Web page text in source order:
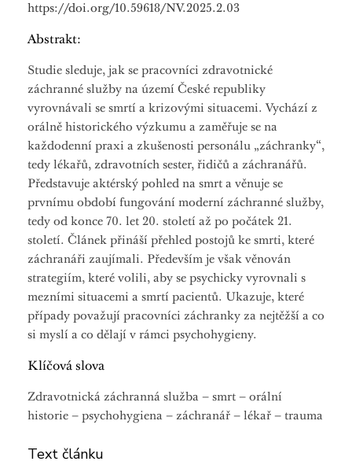
https://doi.org/10.59618/NV.2025.2.03
Abstrakt:
Studie sleduje, jak se pracovníci zdravotnické
záchranné služby na území České republiky
vyrovnávali se smrtí a krizovými situacemi. Vychází z
orálně historického výzkumu a zaměřuje se na
každodenní praxi a zkušenosti personálu „záchranky“,
tedy lékařů, zdravotních sester, řidičů a záchranářů.
Představuje aktérský pohled na smrt a věnuje se
prvnímu období fungování moderní záchranné služby,
tedy od konce 70. let 20. století až po počátek 21.
století. Článek přináší přehled postojů ke smrti, které
záchranáři zaujímali. Především je však věnován
strategiím, které volili, aby se psychicky vyrovnali s
mezními situacemi a smrtí pacientů. Ukazuje, které
případy považují pracovníci záchranky za nejtěžší a co
si myslí a co dělají v rámci psychohygieny.
Klíčová slova
Zdravotnická záchranná služba – smrt – orální
historie – psychohygiena – záchranář – lékař – trauma
Text článku